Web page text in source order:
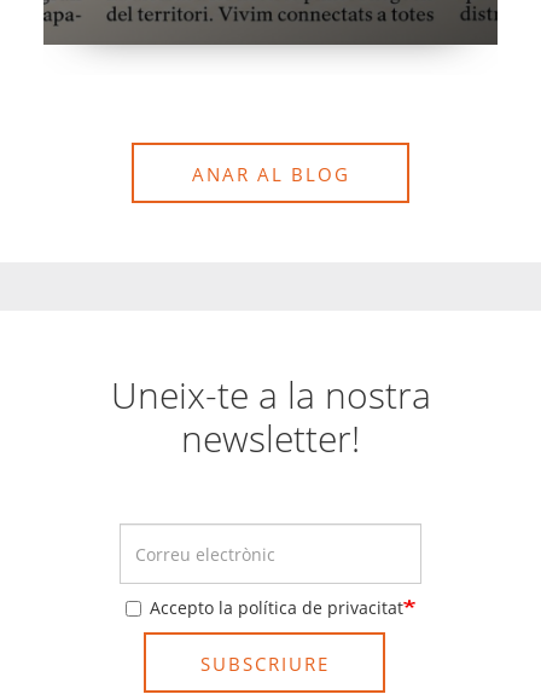
ANAR AL BLOG
Uneix-te a la nostra
newsletter!
Accepto la política de privacitat
SUBSCRIURE